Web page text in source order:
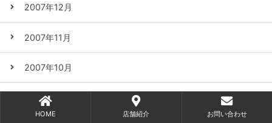
2007年12月
2007年11月
2007年10月
2007年9月
HOME 店舗紹介 お問い合わせ